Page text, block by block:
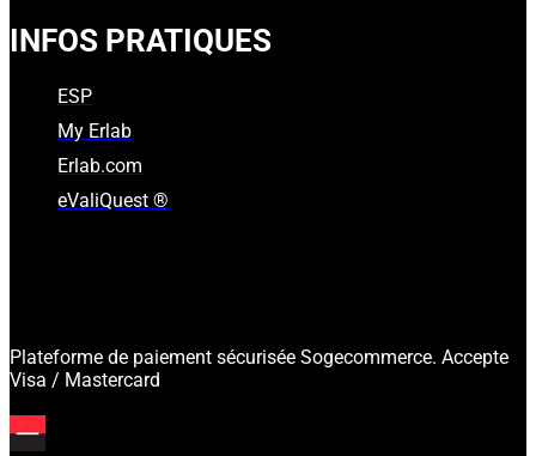
INFOS PRATIQUES
ESP
My Erlab
Erlab.com
eValiQuest ®
Plateforme de paiement sécurisée Sogecommerce. Accepte
Visa / Mastercard